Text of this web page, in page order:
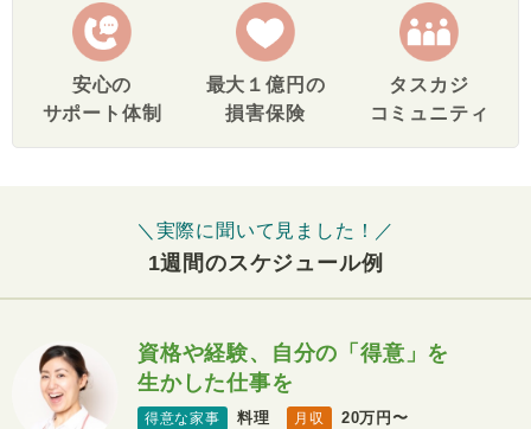
安心の
サポート体制
最大１億円の
損害保険
タスカジ
コミュニティ
＼実際に聞いて見ました！／
1週間のスケジュール例
資格や経験、自分の「得意」を
生かした仕事を
得意な家事 料理 月収 20万円〜